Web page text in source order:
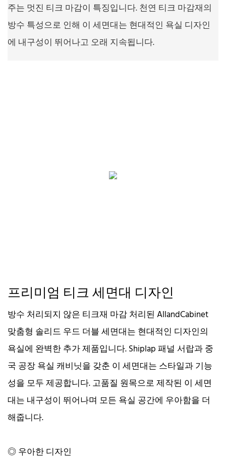
주는 멋진 티크 마감이 특징입니다. 천연 티크 마감재의
방수 특성으로 인해 이 세면대는 현대적인 욕실 디자인
에 내구성이 뛰어나고 오래 지속됩니다.
프리미엄 티크 세면대 디자인
방수 처리되지 않은 티크재 마감 처리된 AllandCabinet
맞춤형 솔리드 우드 더블 세면대는 현대적인 디자인의
욕실에 완벽한 추가 제품입니다. Shiplap 패널 서랍과 중
국 공장 욕실 캐비닛을 갖춘 이 세면대는 스타일과 기능
성을 모두 제공합니다. 고품질 원목으로 제작된 이 세면
대는 내구성이 뛰어나며 모든 욕실 공간에 우아함을 더
해줍니다.
◎ 우아한 디자인